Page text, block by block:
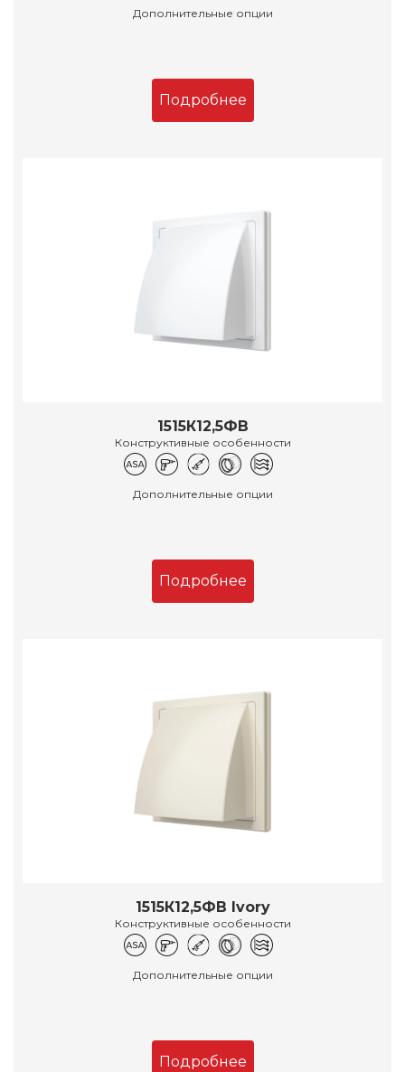
Дополнительные опции
Подробнее
1515К12,5ФВ
Конструктивные особенности
Дополнительные опции
Подробнее
1515К12,5ФВ Ivory
Конструктивные особенности
Дополнительные опции
Подробнее